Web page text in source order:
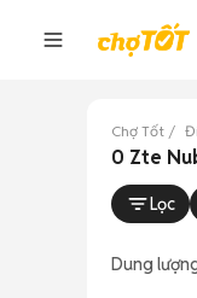
Chợ Tốt
0 Zte
Lọc
Dung